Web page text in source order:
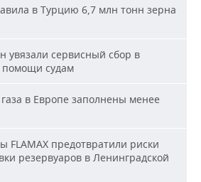
в Турцию 6,7 млн тонн зерна
увязали сервисный сбор в
судам
в Европе заполнены менее
FLAMAX предотвратили риски
резервуаров в Ленинградской